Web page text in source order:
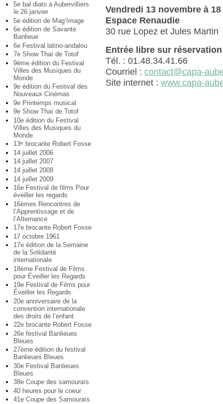
5e bal diato à Aubervilliers
le 26 janvier
5e édition de Mag’Image
6e édition de Savante
Banlieue
6e Festival latino-andalou
7e Show Thaï de Totof
9ème édition du Festival
Villes des Musiques du
Monde
9e édition du Festival des
Nouveaux Cinémas
9e Printemps musical
9e Show Thaï de Totof
10e édition du Festival
Villes des Musiques du
Monde
13e
brocante Robert Fosse
14 juillet 2006
14 juillet 2007
14 juillet 2008
14 juillet 2009
16e Festival de films Pour
éveiller les regards
16èmes Rencontres de
l’Apprentissage et de
l’Alternance
17e brocante Robert Fosse
17 octobre 1961
17e édition de la Semaine
de la Solidarité
internationale
18ème Festival de Films
pour Éveiller les Regards
19e Festival de Films pour
Éveiller les Regards
20e anniversaire de la
convention internationale
des droits de l’enfant
22e brocante Robert Fosse
26e festival Banlieues
Bleues
27ème édition du festival
Banlieues Bleues
30e Festival Banlieues
Bleues
38e Coupe des samouraïs
40 heures pour le coeur
41e Coupe des Samouraïs
Vendredi 13 novembre à 18
Espace Renaudie
30 rue Lopez et Jules Martin
Entrée libre sur réservation
Tél. : 01.48.34.41.66
Courriel :contact@capa-
Site internet :www.capa-